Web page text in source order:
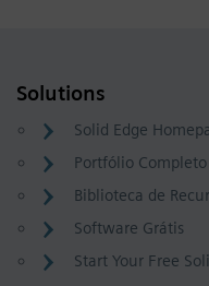
Solutions
Solid Edge
Portfólio
Biblioteca de
Software Grátis
Start Your Free